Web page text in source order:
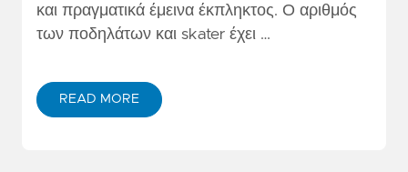
και πραγματικά έμεινα έκπληκτος. Ο αριθμός
των ποδηλάτων και skater έχει …
READ MORE